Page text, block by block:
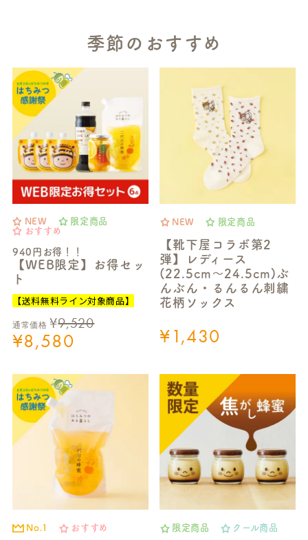
季節のおすすめ
NEW
限定商品
おすすめ
940円お得！！
【WEB限定】お得セッ
ト
【送料無料ライン対象商品】
通常価格 ¥9,520
¥8,580
NEW 限定商品
【靴下屋コラボ第2
弾】レディース
(22.5cm～24.5cm)ぶ
んぶん・るんるん刺繍
花柄ソックス
¥1,430
No.1 おすすめ 限定商品 クール商品